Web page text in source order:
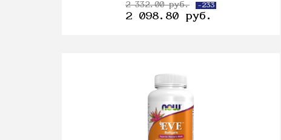
2 332.00 руб. -233
2 098.80 руб.